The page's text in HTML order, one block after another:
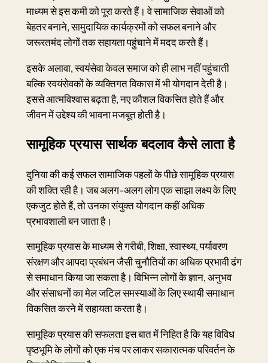
माध्यम से इस कमी को पूरा करते हैं। वे सामाजिक सेवाओं को
बेहतर बनाने, सामुदायिक कार्यक्रमों को सफल बनाने और
जरूरतमंद लोगों तक सहायता पहुंचाने में मदद करते हैं।
इसके अलावा, स्वयंसेवा केवल समाज को ही लाभ नहीं पहुंचाती
बल्कि स्वयंसेवकों के व्यक्तिगत विकास में भी योगदान देती है।
इससे आत्मविश्वास बढ़ता है, नए कौशल विकसित होते हैं और
जीवन में उद्देश्य की भावना मजबूत होती है।
सामूहिक प्रयास सार्थक बदलाव कैसे लाता है
दुनिया की कई सफल सामाजिक पहलों के पीछे सामूहिक प्रयास
की शक्ति रही है। जब अलग-अलग लोग एक साझा लक्ष्य के लिए
एकजुट होते हैं, तो उनका संयुक्त योगदान कहीं अधिक
प्रभावशाली बन जाता है।
सामूहिक प्रयास के माध्यम से गरीबी, शिक्षा, स्वास्थ्य, पर्यावरण
संरक्षण और आपदा प्रबंधन जैसी चुनौतियों का अधिक प्रभावी ढंग
से समाधान किया जा सकता है। विभिन्न लोगों के ज्ञान, अनुभव
और संसाधनों का मेल जटिल समस्याओं के लिए स्थायी समाधान
विकसित करने में सहायता करता है।
सामूहिक प्रयास की सफलता इस बात में निहित है कि यह विविध
पृष्ठभूमि के लोगों को एक मंच पर लाकर सकारात्मक परिवर्तन के